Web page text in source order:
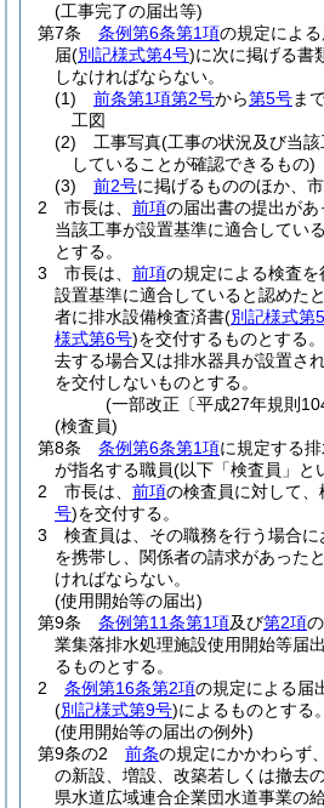
(工事完了の届出等)
第7条
条例第6条第1項の規定によ
届(別記様式第4号)に次に掲げる書
しなければならない。
(1)
前条第1項第2号から第5号ま
工図
(2)
工事写真(工事の状況及び当
していることが確認できるもの)
(3)
前2号に掲げるもののほか、
2
市長は、 前項の届出書の提出があ
当該工事が設置基準に適合してい
とする。
3
市長は、 前項の規定による検査
設置基準に適合していると認めた
者に排水設備検査済書(別記様式第
様式第6号)を交付するものとする。
去する場合又は排水器具が設置さ
を交付しないものとする。
(一部改正〔平成27年規則
(検査員)
第8条
条例第6条第1項に規定する
が指名する職員(以下「検査員」と
2
市長は、 前項の検査員に対して、
号)を交付する。
3
検査員は、その職務を行う場合
を携帯し、関係者の請求があった
ければならない。
(使用開始等の届出)
第9条
条例第11条第1項及び第2項
業集落排水処理施設使用開始等届
るものとする。
2
条例第16条第2項の規定による届
(別記様式第9号)によるものとする。
(使用開始等の届出の例外)
第9条の2
前条の規定にかかわらず
の新設、増設、改築若しくは撤去
県水道広域連合企業団水道事業の